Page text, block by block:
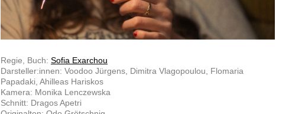
Regie, Buch: Sofia Exarchou
Darsteller:innen: Voodoo Jürgens, Dimitra Vlagopoulou, Flomaria
Papadaki, Ahilleas Hariskos
Kamera: Monika Lenczewska
Schnitt: Dragos Apetri